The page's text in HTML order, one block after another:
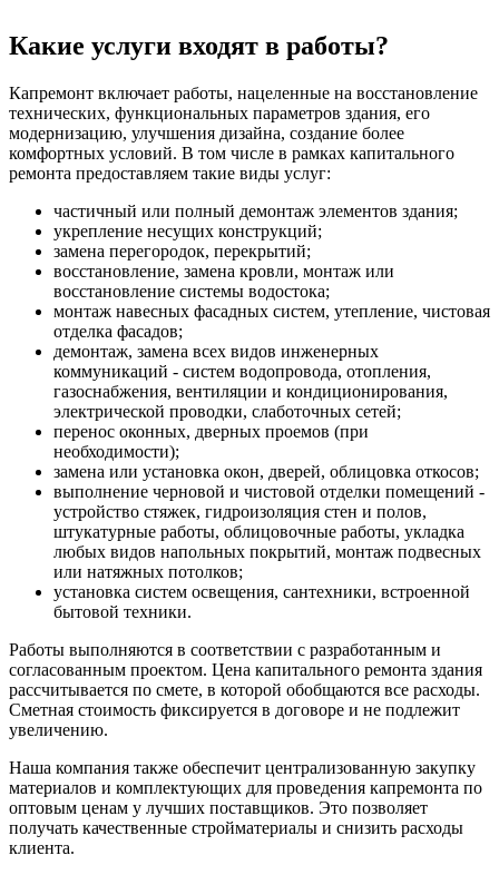
Какие услуги входят в работы?
Капремонт включает работы, нацеленные на восстановление
технических, функциональных параметров здания, его
модернизацию, улучшения дизайна, создание более
комфортных условий. В том числе в рамках капитального
ремонта предоставляем такие виды услуг:
частичный или полный демонтаж элементов здания;
укрепление несущих конструкций;
замена перегородок, перекрытий;
восстановление, замена кровли, монтаж или
восстановление системы водостока;
монтаж навесных фасадных систем, утепление, чистовая
отделка фасадов;
демонтаж, замена всех видов инженерных
коммуникаций - систем водопровода, отопления,
газоснабжения, вентиляции и кондиционирования,
электрической проводки, слаботочных сетей;
перенос оконных, дверных проемов (при
необходимости);
замена или установка окон, дверей, облицовка откосов;
выполнение черновой и чистовой отделки помещений -
устройство стяжек, гидроизоляция стен и полов,
штукатурные работы, облицовочные работы, укладка
любых видов напольных покрытий, монтаж подвесных
или натяжных потолков;
установка систем освещения, сантехники, встроенной
бытовой техники.
Работы выполняются в соответствии с разработанным и
согласованным проектом. Цена капитального ремонта здания
рассчитывается по смете, в которой обобщаются все расходы.
Сметная стоимость фиксируется в договоре и не подлежит
увеличению.
Наша компания также обеспечит централизованную закупку
материалов и комплектующих для проведения капремонта по
оптовым ценам у лучших поставщиков. Это позволяет
получать качественные стройматериалы и снизить расходы
клиента.